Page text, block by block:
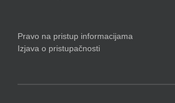
Pravo na pristup informacijama
Izjava o pristupačnosti